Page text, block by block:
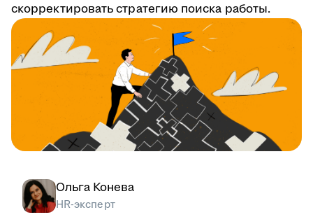
скорректировать стратегию поиска работы.
Ольга Конева
HR-эксперт